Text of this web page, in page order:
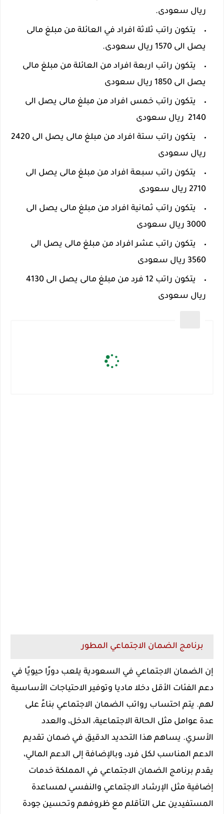
ريال سعودى.
يتكون راتب ثلاثة افراد في العائلة من مبلغ مالى
يصل الى 1570 ريال سعودى.
يتكون راتب اربعة افراد من العائلة من مبلغ مالى
يصل الى 1850 ريال سعودى
يتكون راتب خمس افراد من مبلغ مالى يصل الى
2140 ريال سعودى
يتكون راتب ستة افراد من مبلغ مالى يصل الى 2420
ريال سعودى
يتكون راتب سبعة افراد من مبلغ مالى يصل الى
2710 ريال سعودى
يتكون راتب ثمانية افراد من مبلغ مالى يصل الى
3000 ريال سعودى
يتكون راتب عشر افراد من مبلغ مالى يصل الى
3560 ريال سعودى
يتكون راتب 12 فرد من مبلغ مالى يصل الى 4130
ريال سعودى
برنامج الضمان الاجتماعي المطور
إن الضمان الاجتماعي في السعودية يلعب دورًا حيويًا في
دعم الفئات الأقل دخلا ماديا وتوفير الاحتياجات الأساسية
لهم. يتم احتساب رواتب الضمان الاجتماعي بناءً على
عدة عوامل مثل الحالة الاجتماعية، الدخل، والعدد
الأسري. يساهم هذا التحديد الدقيق في ضمان تقديم
الدعم المناسب لكل فرد، وبالإضافة إلى الدعم المالي،
يقدم برنامج الضمان الاجتماعي في المملكة خدمات
إضافية مثل الإرشاد الاجتماعي والنفسي لمساعدة
المستفيدين على التأقلم مع ظروفهم وتحسين جودة